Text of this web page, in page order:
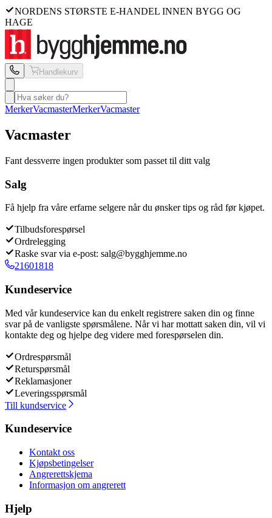
NORDENS STØRSTE E-HANDEL INNEN BYGG OG
HAGE
Handlekurv
MerkerVacmasterMerkerVacmaster
Vacmaster
Fant dessverre ingen produkter som passet til ditt valg
Salg
Få hjelp fra våre erfarne selgere når du ønsker tips og råd før kjøpet.
Tilbudsforespørsel
Ordrelegging
Raske svar via e-post: salg@bygghjemme.no
21601818
Kundeservice
Med vår kundeservice kan du enkelt registrere saken din og finne
svar på de vanligste spørsmålene. Når vi har mottatt saken din, vil vi
kontakte deg og hjelpe deg videre med forespørselen din.
Ordrespørsmål
Returspørsmål
Reklamasjoner
Leveringsspørsmål
Till kundservice
Kundeservice
Kontakt oss
Kjøpsbetingelser
Angrerettskjema
Informasjon om angrerett
Hjelp